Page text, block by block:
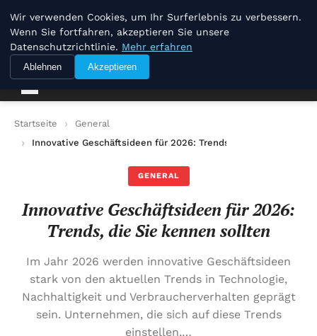
Joerg Pilawa
Joerg Pilawa
Startseite
General
Innovative Geschäftsideen für 2026: Trends, die Sie kennen
GENERAL
Innovative Geschäftsideen für 2026:
Trends, die Sie kennen sollten
Im Jahr 2026 werden innovative Geschäftsideen
stark von den aktuellen Trends in Technologie,
Nachhaltigkeit und Verbraucherverhalten geprägt
sein. Unternehmen, die sich auf diese Trends
einstellen,…
Wir verwenden Cookies, um Ihr Surferlebnis zu verbessern.
Wenn Sie fortfahren, akzeptieren Sie unsere
Datenschutzrichtlinie. Mehr erfahren
Ablehnen Akzeptieren